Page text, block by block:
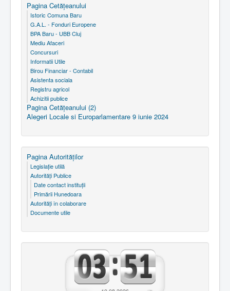
Pagina Cetăţeanului
Istoric Comuna Baru
G.A.L. - Fonduri Europene
BPA Baru - UBB Cluj
Mediu Afaceri
Concursuri
Informatii Utile
Birou Financiar - Contabil
Asistenta sociala
Registru agricol
Achizitii publice
Pagina Cetăţeanului (2)
Alegeri Locale si Europarlamentare 9 iunie 2024
Pagina Autorităţilor
Legislaţie utilă
Autorităţi Publice
Date contact instituţii
Primării Hunedoara
Autorităţi în colaborare
Documente utile